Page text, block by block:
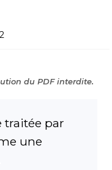
du PDF interdite.
traitée par
une